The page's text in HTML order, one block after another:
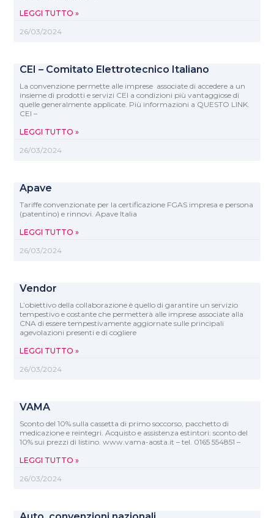
LEGGI TUTTO »
26/03/2024
CEI – Comitato Elettrotecnico Italiano
La convenzione permette alle imprese associate di accedere a un
insieme di prodotti e servizi CEI a condizioni più vantaggiose di
quelle generalmente applicate. Più informazioni a QUESTO LINK.
CEI –
LEGGI TUTTO »
26/03/2024
Apave
Tariffe convenzionate per la certificazione FGAS impresa e persona
(patentino) e rinnovi. Apave Italia
LEGGI TUTTO »
26/03/2024
Vendor
L’obiettivo della collaborazione è quello di garantire un servizio
tempestivo e costante che permetterà alle imprese associate alla
CNA di essere tempestivamente aggiornate sulle principali
agevolazioni presenti e di cogliere
LEGGI TUTTO »
26/03/2024
VAMA
Sconto del 10% sulla cassetta di primo soccorso, pacchetto di
medicazione e reintegri. Acquisto e assistenza estintori: sconto del
10% sui prezzi di listino. www.vama-aosta.it – tel. 0165 554851 –
LEGGI TUTTO »
26/03/2024